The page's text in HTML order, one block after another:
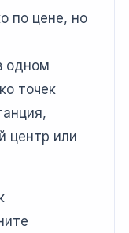
по цене, но
одном
точек
центр или